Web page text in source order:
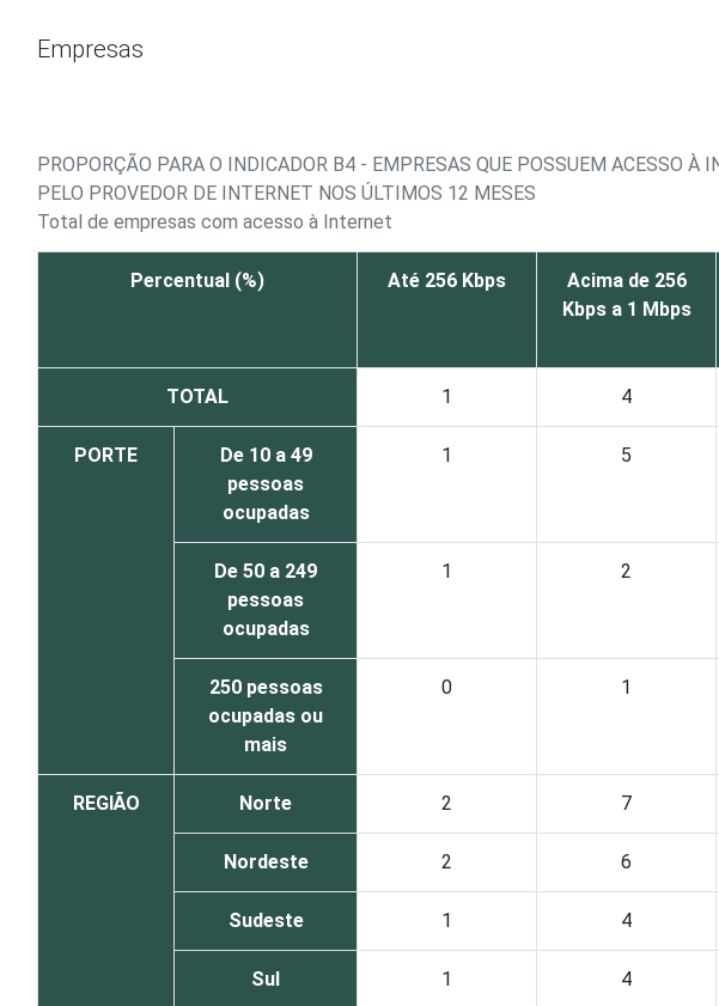
Empresas
PROPORÇÃO PARA O INDICADOR B4 - EMPRESAS QUE POSSUEM ACESSO À
PELO PROVEDOR DE INTERNET NOS ÚLTIMOS 12 MESES
Total de empresas com acesso à Internet
Percentual (%) Até 256 Kbps
Acima de 256
Kbps a 1 Mbps
TOTAL 1 4
PORTE
De 10 a 49
pessoas
ocupadas
1 5
De 50 a 249
pessoas
ocupadas
1 2
250 pessoas
ocupadas ou
mais
0 1
REGIÃO Norte 2 7
Nordeste 2 6
Sudeste 1 4
Sul 1 4